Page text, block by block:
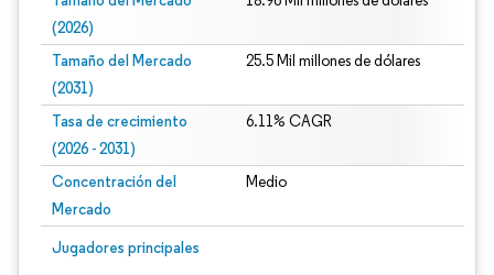
(2026)
Tamaño del Mercado
(2031)
25.5 Mil millones de dólares
Tasa de crecimiento
(2026 - 2031)
6.11% CAGR
Concentración del
Mercado
Medio
Jugadores principales
Imagen © Mordor Intelligence. El uso requiere atribución según CC BY 4.0.